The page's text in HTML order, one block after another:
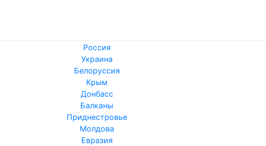
Россия
Украина
Белоруссия
Крым
Донбасс
Балканы
Приднестровье
Молдова
Евразия